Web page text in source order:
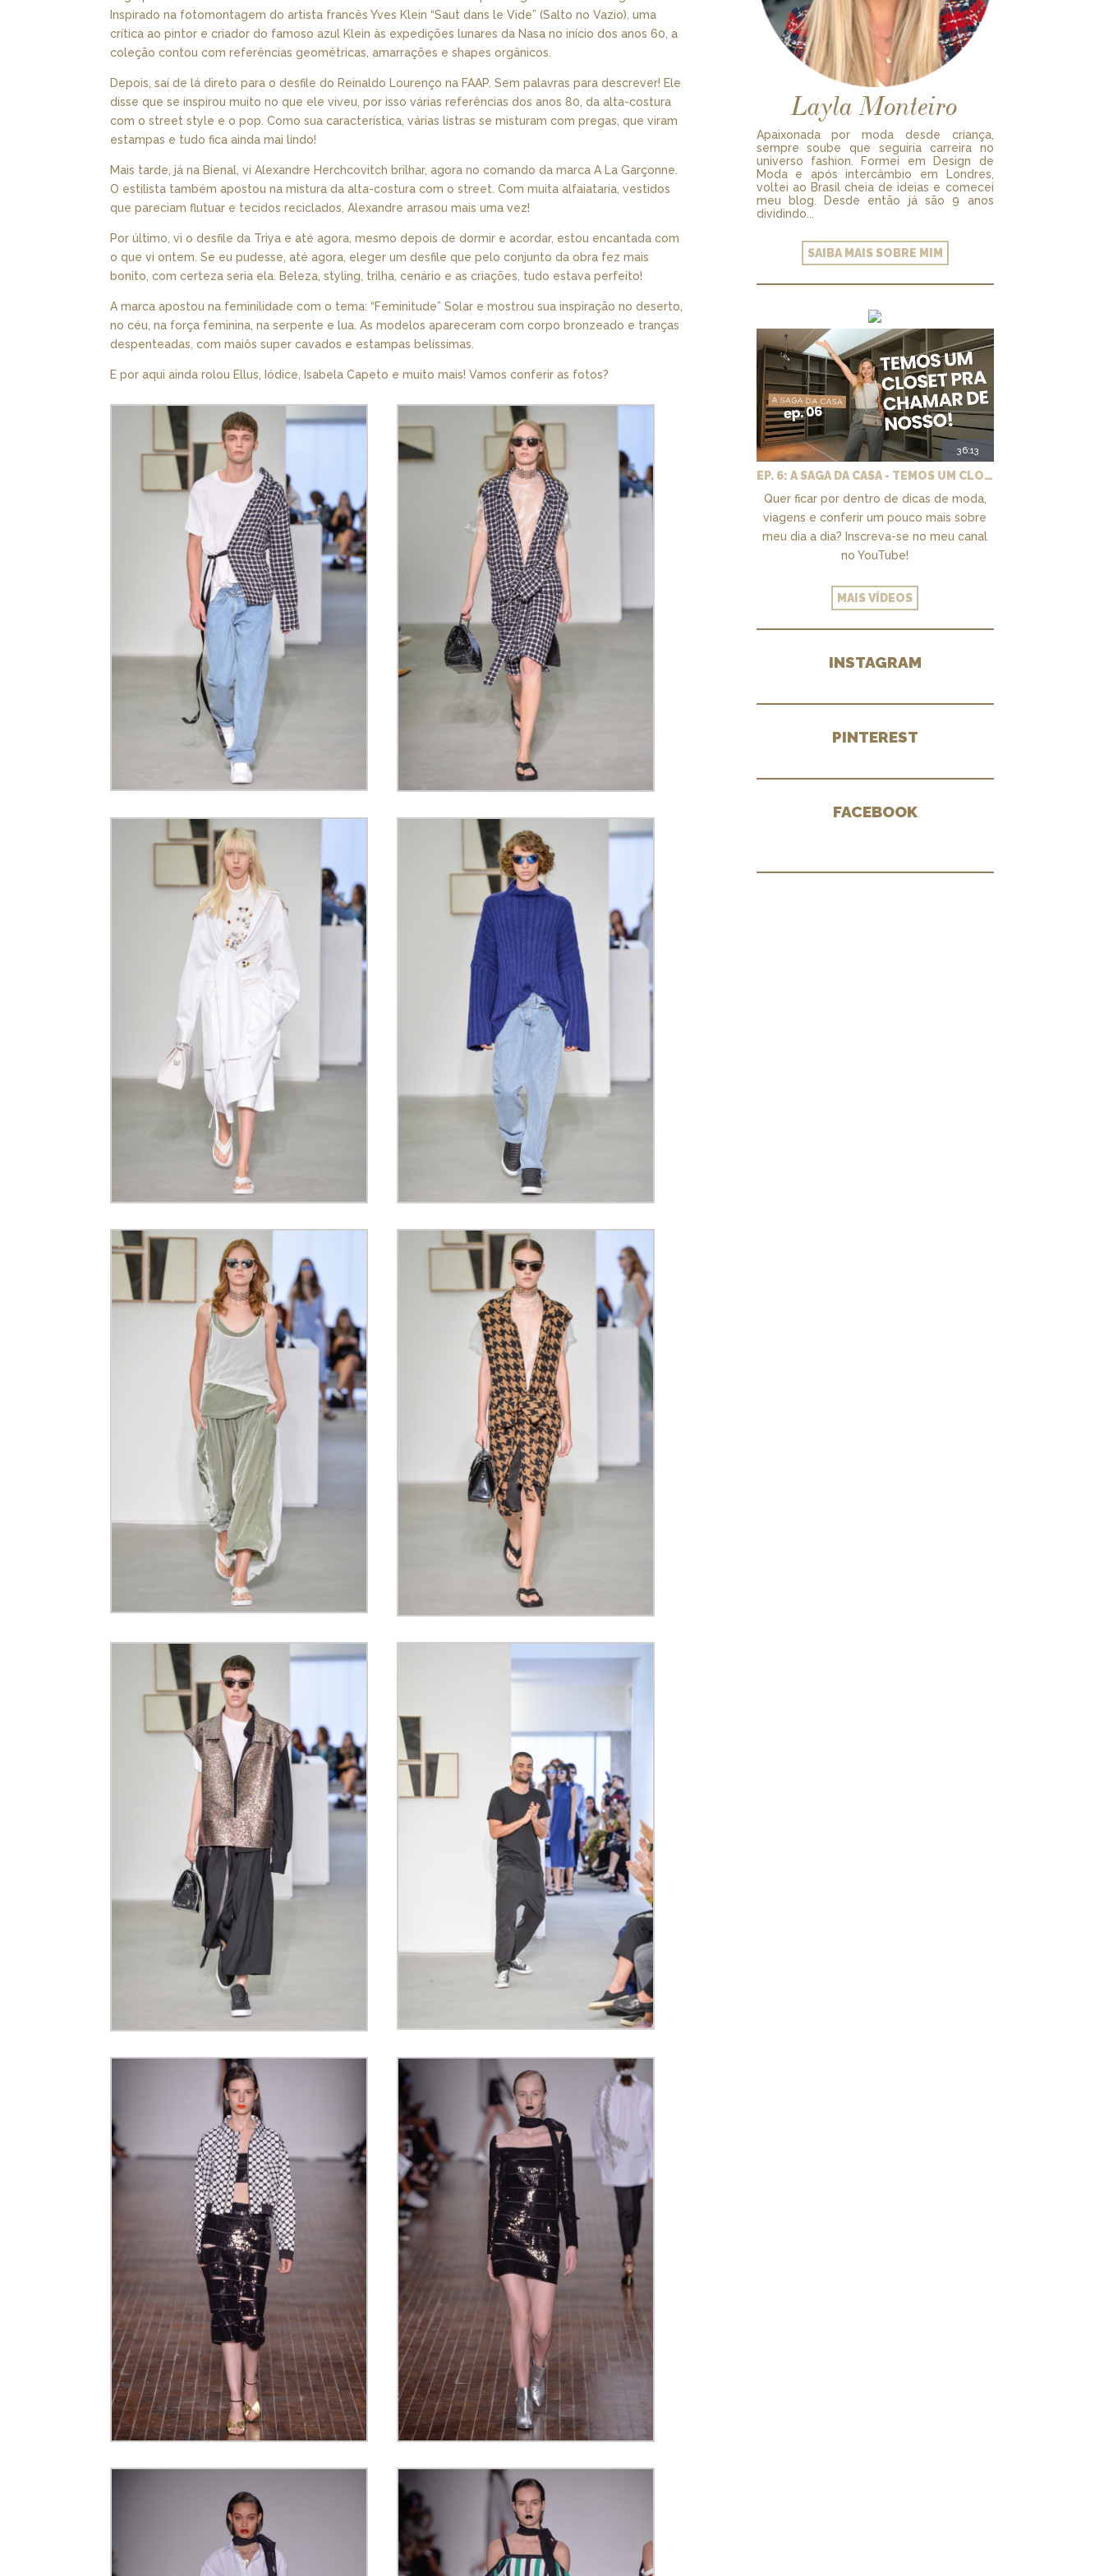
Inspirado na fotomontagem do artista francês Yves Klein “Saut dans le Vide” (Salto no Vazio), uma
crítica ao pintor e criador do famoso azul Klein às expedições lunares da Nasa no início dos anos 60, a
coleção contou com referências geométricas, amarrações e shapes orgânicos.
Depois, saí de lá direto para o desfile do Reinaldo Lourenço na FAAP. Sem palavras para descrever! Ele
disse que se inspirou muito no que ele viveu, por isso várias referências dos anos 80, da alta-costura
com o street style e o pop. Como sua característica, várias listras se misturam com pregas, que viram
estampas e tudo fica ainda mai lindo!
Mais tarde, já na Bienal, vi Alexandre Herchcovitch brilhar, agora no comando da marca A La Garçonne.
O estilista também apostou na mistura da alta-costura com o street. Com muita alfaiataria, vestidos
que pareciam flutuar e tecidos reciclados, Alexandre arrasou mais uma vez!
Por último, vi o desfile da Triya e até agora, mesmo depois de dormir e acordar, estou encantada com
o que vi ontem. Se eu pudesse, até agora, eleger um desfile que pelo conjunto da obra fez mais
bonito, com certeza seria ela. Beleza, styling, trilha, cenário e as criações, tudo estava perfeito!
A marca apostou na feminilidade com o tema: “Feminitude” Solar e mostrou sua inspiração no deserto,
no céu, na força feminina, na serpente e lua. As modelos apareceram com corpo bronzeado e tranças
despenteadas, com maiôs super cavados e estampas belíssimas.
E por aqui ainda rolou Ellus, Iódice, Isabela Capeto e muito mais! Vamos conferir as fotos?
Layla Monteiro
Apaixonada por moda desde criança,
sempre soube que seguiria carreira no
universo fashion. Formei em Design de
Moda e após intercâmbio em Londres,
voltei ao Brasil cheia de ideias e comecei
meu blog. Desde então já são 9 anos
dividindo...
SAIBA MAIS SOBRE MIM
36:13
EP. 6: A SAGA DA CASA - TEMOS UM CLOSET PRA CHAMAR DE NOSSO + MARCENARIA E PAISAGISMO
Quer ficar por dentro de dicas de moda,
viagens e conferir um pouco mais sobre
meu dia a dia? Inscreva-se no meu canal
no YouTube!
MAIS VÍDEOS
INSTAGRAM
PINTEREST
FACEBOOK